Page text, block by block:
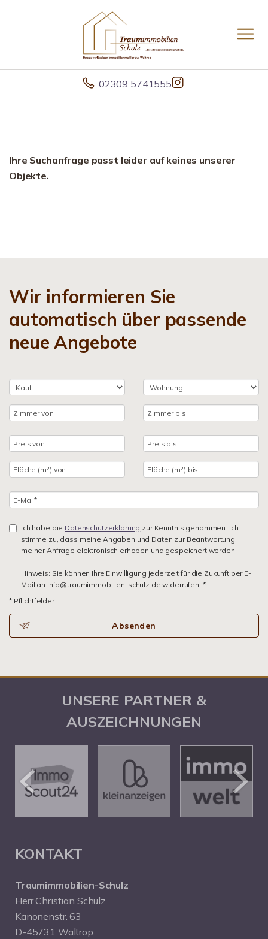
02309 5741555
Ihre Suchanfrage passt leider auf keines unserer
Objekte.
Wir informieren Sie
automatisch über passende
neue Angebote
Ich habe die Datenschutzerklärung zur Kenntnis genommen. Ich
stimme zu, dass meine Angaben und Daten zur Beantwortung
meiner Anfrage elektronisch erhoben und gespeichert werden.
Hinweis: Sie können Ihre Einwilligung jederzeit für die Zukunft per E-
Mail an info@traumimmobilien-schulz.de widerrufen. *
* Pflichtfelder
Absenden
UNSERE PARTNER &
AUSZEICHNUNGEN
KONTAKT
Traumimmobilien-Schulz
Herr Christian Schulz
Kanonenstr. 63
D-45731 Waltrop